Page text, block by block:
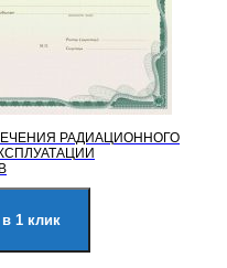
РАДИАЦИОННОГО
1 клик